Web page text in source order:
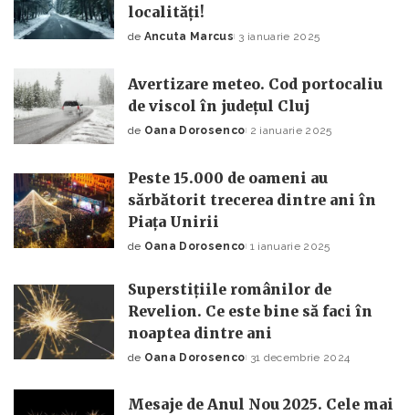
localități!
Posted
de Ancuta Marcus 3 ianuarie 2025
Avertizare meteo. Cod portocaliu
de viscol în județul Cluj
Posted
de Oana Dorosenco 2 ianuarie 2025
Peste 15.000 de oameni au
sărbătorit trecerea dintre ani în
Piața Unirii
Posted
de Oana Dorosenco 1 ianuarie 2025
Superstițiile românilor de
Revelion. Ce este bine să faci în
noaptea dintre ani
Posted
de Oana Dorosenco 31 decembrie 2024
Mesaje de Anul Nou 2025. Cele mai